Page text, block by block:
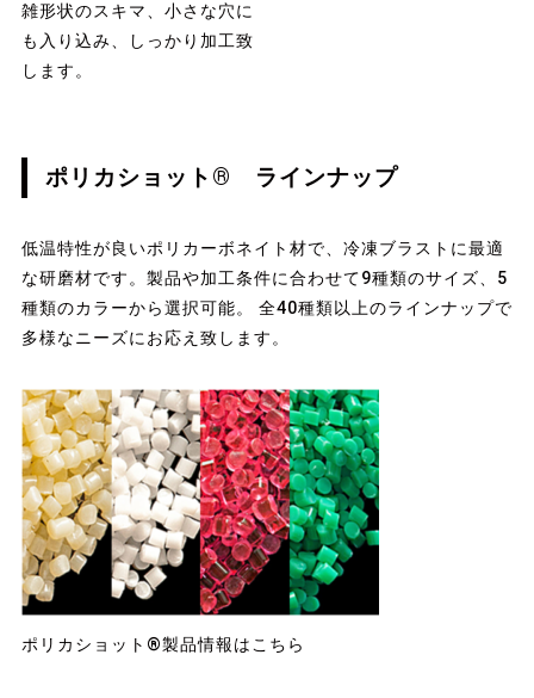
雑形状のスキマ、小さな穴に
も入り込み、しっかり加工致
します。
ポリカショット® ラインナップ
低温特性が良いポリカーボネイト材で、冷凍ブラストに最適
な研磨材です。製品や加工条件に合わせて9種類のサイズ、5
種類のカラーから選択可能。 全40種類以上のラインナップで
多様なニーズにお応え致します。
ポリカショット®製品情報はこちら